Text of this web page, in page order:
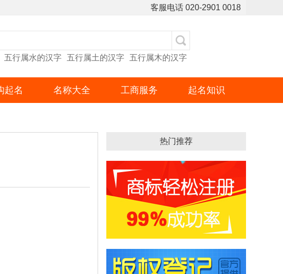
客服电话 020-2901 0018
五行属水的汉字 五行属土的汉字 五行属木的汉字
起名 名称大全 工商服务 起名知识
热门推荐